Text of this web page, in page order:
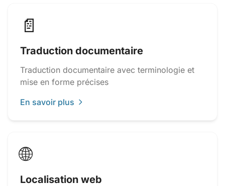
📄
Traduction documentaire
Traduction documentaire avec terminologie et
mise en forme précises
En savoir plus
🌐
Localisation web